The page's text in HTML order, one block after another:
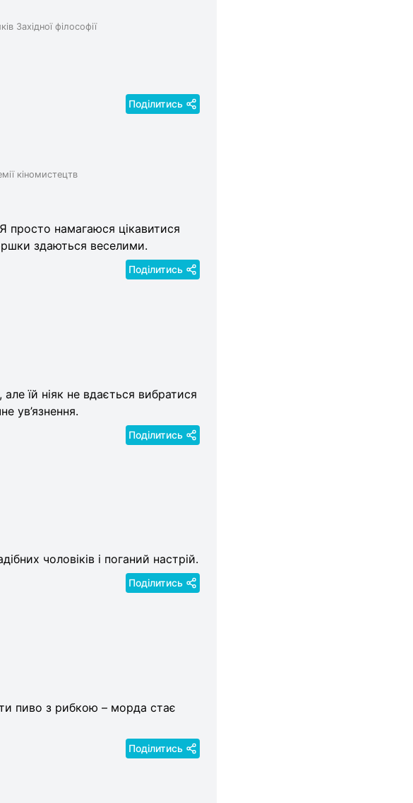
Західної філософії
Поділитись
кіномистецтв
просто намагаюся цікавитися
здаються веселими.
Поділитись
їй ніяк не вдається вибратися
ув’язнення.
Поділитись
чоловіків і поганий настрій.
Поділитись
пиво з рибкою – морда стає
Поділитись